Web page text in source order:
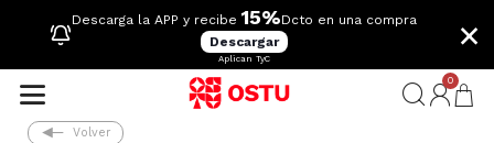
Descarga la APP y recibe 15%Dcto en una compra
Descargar
Aplican TyC
×
0
Volver